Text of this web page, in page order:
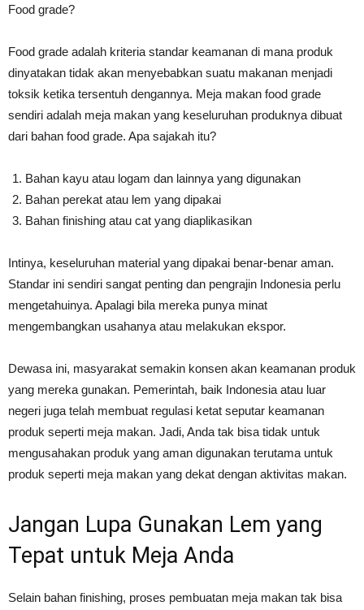
Food grade?
Food grade adalah kriteria standar keamanan di mana produk
dinyatakan tidak akan menyebabkan suatu makanan menjadi
toksik ketika tersentuh dengannya. Meja makan food grade
sendiri adalah meja makan yang keseluruhan produknya dibuat
dari bahan food grade. Apa sajakah itu?
Bahan kayu atau logam dan lainnya yang digunakan
Bahan perekat atau lem yang dipakai
Bahan finishing atau cat yang diaplikasikan
Intinya, keseluruhan material yang dipakai benar-benar aman.
Standar ini sendiri sangat penting dan pengrajin Indonesia perlu
mengetahuinya. Apalagi bila mereka punya minat
mengembangkan usahanya atau melakukan ekspor.
Dewasa ini, masyarakat semakin konsen akan keamanan produk
yang mereka gunakan. Pemerintah, baik Indonesia atau luar
negeri juga telah membuat regulasi ketat seputar keamanan
produk seperti meja makan. Jadi, Anda tak bisa tidak untuk
mengusahakan produk yang aman digunakan terutama untuk
produk seperti meja makan yang dekat dengan aktivitas makan.
Jangan Lupa Gunakan Lem yang
Tepat untuk Meja Anda
Selain bahan finishing, proses pembuatan meja makan tak bisa